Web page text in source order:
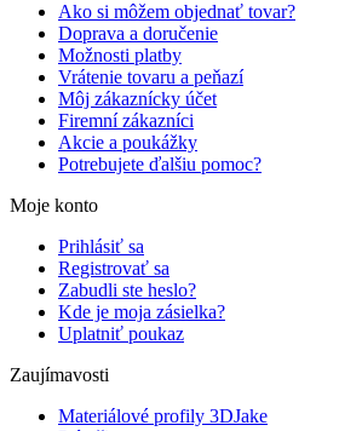
Ako si môžem objednať tovar?
Doprava a doručenie
Možnosti platby
Vrátenie tovaru a peňazí
Môj zákaznícky účet
Firemní zákazníci
Akcie a poukážky
Potrebujete ďalšiu pomoc?
Moje konto
Prihlásiť sa
Registrovať sa
Zabudli ste heslo?
Kde je moja zásielka?
Uplatniť poukaz
Zaujímavosti
Materiálové profily 3DJake